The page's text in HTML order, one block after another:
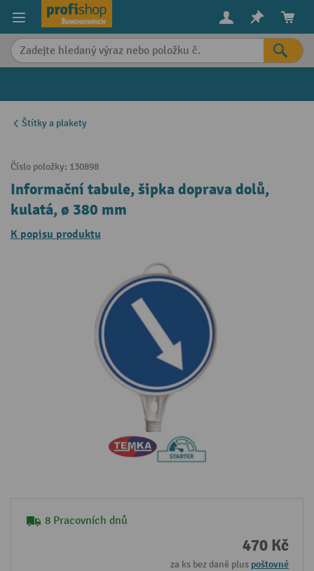
content
Štítky a plakety
Číslo položky: 130898
Informační tabule, šipka doprava dolů,
kulatá, ø 380 mm
K popisu produktu
8 Pracovních dnů
470 Kč
za ks bez daně plus poštovné